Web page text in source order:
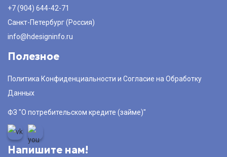
+7 (904) 644-42-71
Санкт-Петербург (Россия)
info@hdesigninfo.ru
Полезное
Политика Конфиденциальности и Согласие на Обработку
Данных
ФЗ "О потребительском кредите (займе)"
Напишите нам!